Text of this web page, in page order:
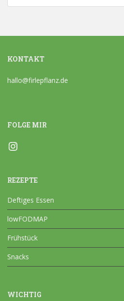
KONTAKT
hallo@firlepflanz.de
FOLGE MIR
Instagram
REZEPTE
Deftiges Essen
lowFODMAP
Frühstück
Snacks
WICHTIG